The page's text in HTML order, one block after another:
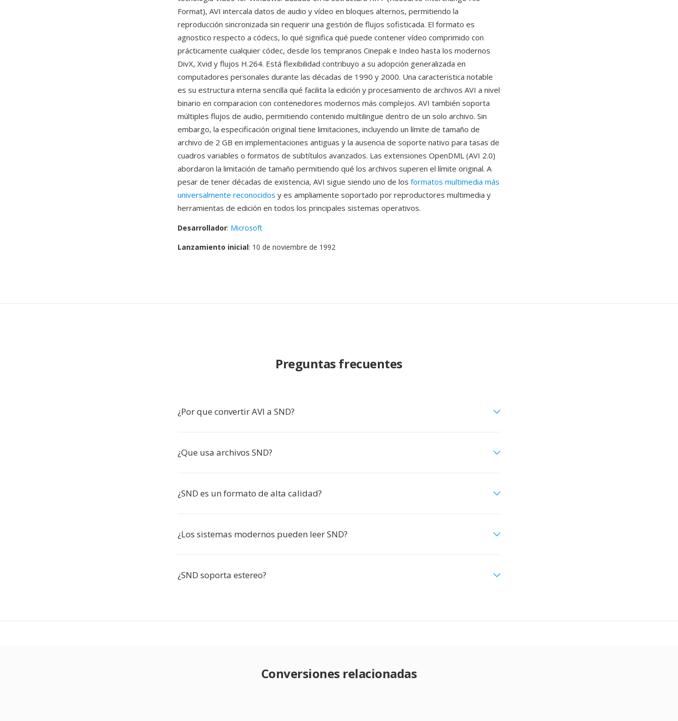
Format), AVI intercala datos de audio y vídeo en bloques alternos, permitiendo la
reproducción sincronizada sin requerir una gestión de flujos sofisticada. El formato es
agnostico respecto a códecs, lo qué significa qué puede contener vídeo comprimido con
prácticamente cualquier códec, desde los tempranos Cinepak e Indeo hasta los modernos
DivX, Xvid y flujos H.264. Está flexibilidad contribuyo a su adopción generalizada en
computadores personales durante las décadas de 1990 y 2000. Una caracteristica notable
es su estructura interna sencilla qué facilita la edición y procesamiento de archivos AVI a nivel
binario en comparacion con contenedores modernos más complejos. AVI también soporta
múltiples flujos de audio, permitiendo contenido multilingue dentro de un solo archivo. Sin
embargo, la especificación original tiene limitaciones, incluyendo un límite de tamaño de
archivo de 2 GB en implementaciones antiguas y la ausencia de soporte nativo para tasas de
cuadros variables o formatos de subtítulos avanzados. Las extensiones OpenDML (AVI 2.0)
abordaron la limitación de tamaño permitiendo qué los archivos superen el límite original. A
pesar de tener décadas de existencia, AVI sigue siendo uno de los formatos multimedia más
universalmente reconocidos y es ampliamente soportado por reproductores multimedia y
herramientas de edición en todos los principales sistemas operativos.
Desarrollador: Microsoft
Lanzamiento inicial: 10 de noviembre de 1992
Preguntas frecuentes
¿Por que convertir AVI a SND?
¿Que usa archivos SND?
¿SND es un formato de alta calidad?
¿Los sistemas modernos pueden leer SND?
¿SND soporta estereo?
Conversiones relacionadas